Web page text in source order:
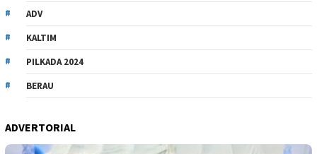
ADV
KALTIM
PILKADA 2024
BERAU
ADVERTORIAL